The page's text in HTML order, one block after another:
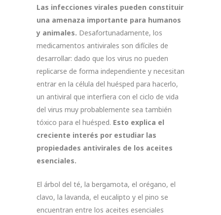
Las infecciones virales pueden constituir
una amenaza importante para humanos
y animales. Desafortunadamente, los
medicamentos antivirales son difíciles de
desarrollar: dado que los virus no pueden
replicarse de forma independiente y necesitan
entrar en la célula del huésped para hacerlo,
un antiviral que interfiera con el ciclo de vida
del virus muy probablemente sea también
tóxico para el huésped. Esto explica el
creciente interés por estudiar las
propiedades antivirales de los aceites
esenciales.
El árbol del té, la bergamota, el orégano, el
clavo, la lavanda, el eucalipto y el pino se
encuentran entre los aceites esenciales